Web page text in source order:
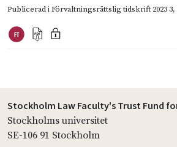
Publicerad iFörvaltningsrättslig tidskrift 2023 3,
Stockholm Law Faculty's Trust Fund
Stockholms universitet
SE-106 91 Stockholm